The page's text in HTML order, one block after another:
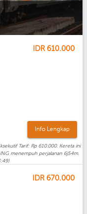
IDR 610.000
Info Lengkap
Tarif: Rp 610.000. Kereta ini
menempuh perjalanan 6j54m.
IDR 670.000